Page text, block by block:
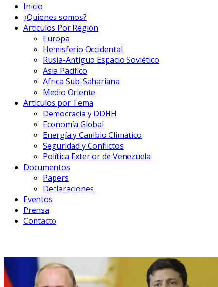
Inicio
¿Quienes somos?
Articulos Por Región
Europa
Hemisferio Occidental
Rusia-Antiguo Espacio Soviético
Asia Pacífico
Africa Sub-Sahariana
Medio Oriente
Artículos por Tema
Democracia y DDHH
Economía Global
Energía y Cambio Climático
Seguridad y Conflictos
Política Exterior de Venezuela
Documentos
Papers
Declaraciones
Eventos
Prensa
Contacto